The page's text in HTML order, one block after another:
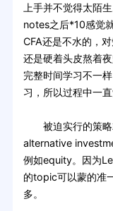
上手并不觉得太陌
notes之后*10感觉
CFA还是不水的，
还是硬着头皮熬着
完整时间学习不一
习，所以过程中一直
被迫实行的策略
alternative
例如equity。因为
的topic可以蒙的准
多。